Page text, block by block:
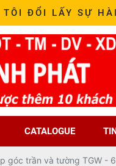
ĐỔI LẤY SỰ
CATALOGUE
góc trần và tường TGW -